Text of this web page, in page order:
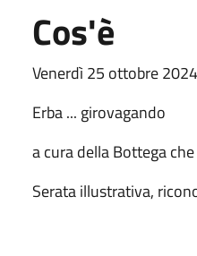
Cos'è
Venerdì 25 ottobre
Erba ... girovagando
a cura della Bottega
Serata illustrativa,